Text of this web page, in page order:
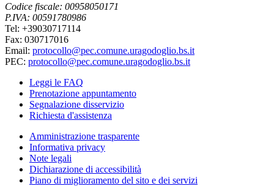
Codice fiscale: 00958050171
P.IVA: 00591780986
Tel: +39030717114
Fax: 030717016
Email: protocollo@pec.comune.uragodoglio.bs.it
PEC: protocollo@pec.comune.uragodoglio.bs.it
Leggi le FAQ
Prenotazione appuntamento
Segnalazione disservizio
Richiesta d'assistenza
Amministrazione trasparente
Informativa privacy
Note legali
Dichiarazione di accessibilità
Piano di miglioramento del sito e dei servizi